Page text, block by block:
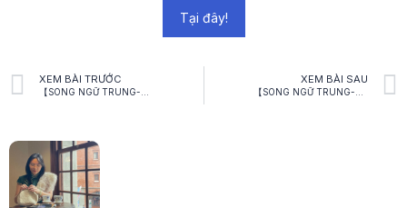
Tại đây!
XEM BÀI TRƯỚC XEM BÀI SAU